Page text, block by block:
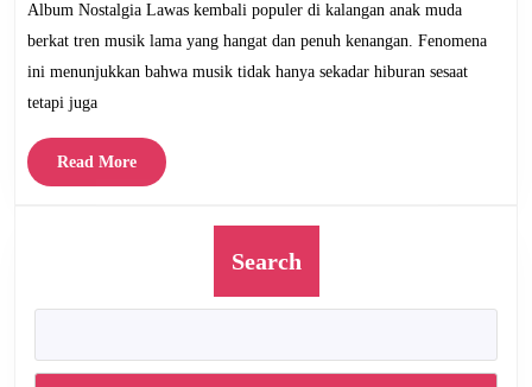
populer
di
kalangan
Album Nostalgia Lawas kembali populer di kalangan anak muda
berkat tren musik lama yang hangat dan penuh kenangan. Fenomena
ini menunjukkan bahwa musik tidak hanya sekadar hiburan sesaat
tetapi juga
Read MoreRead
More
Search